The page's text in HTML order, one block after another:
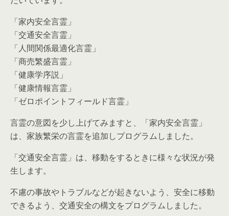
「家内安全言霊」
「交通安全言霊」
「人間関係最適化言霊」
「商売繁盛言霊」
「健康学序説」
「健康情報言霊」
「ゼロポイントフィールド言霊」
言霊の意図を少し上げてみますと、「家内安全言霊」
は、家族繁栄の言霊を追加しプログラムしました。
「交通安全言霊」は、移動をするときに様々な状況が発
生します。
不慮の事故やトラブルなどが起きないよう、安全に移動
できるよう、交通安全の構文をプログラムしました。